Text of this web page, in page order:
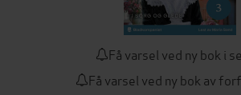
Få varsel ved ny bok i
Få varsel ved ny bok av